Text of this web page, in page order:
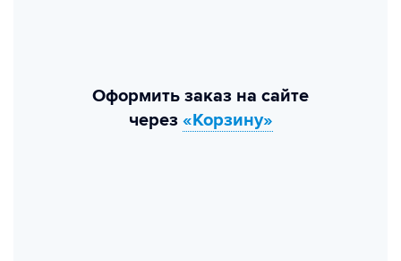
Оформить заказ на сайте
через «Корзину»